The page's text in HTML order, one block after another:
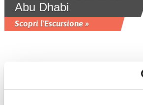
Abu Dhabi
Scopri l'Escursione »